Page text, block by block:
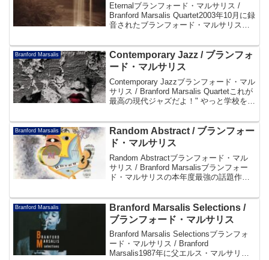
Eternalブランフォード・マルサリス /
Branford Marsalis Quartet2003年10月に録
音されたブランフォード・マルサリス初
ード作、メンバーの一人一人が楽曲を提
供しており7曲中...
Branford Marsalis
Contemporary Jazz / ブランフォ
ード・マルサリス
Contemporary Jazzブランフォード・マル
サリス / Branford Marsalis Quartetこれが
最高の現代ジャズだよ！" やっと学校を卒
奏できるようになったよ " ーBranfo...
Branford Marsalis
Random Abstract / ブランフォー
ド・マルサリス
Random Abstractブランフォード・マル
サリス / Branford Marsalisブランフォー
ド・マルサリスの本年度最強の話題作、
ズ、ロック、クラシックへの深い造詣、
才人ブランフォードの真髄が...
Branford Marsalis
Branford Marsalis Selections /
ブランフォード・マルサリス
Branford Marsalis Selectionsブランフォ
ード・マルサリス / Branford
Marsalis1987年に父エルス・マルサリス